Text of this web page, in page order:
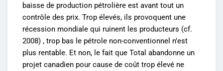
baisse de production pétrolière est avant tout un
contrôle des prix. Trop élevés, ils provoquent une
récession mondiale qui ruinent les producteurs (cf.
2008) , trop bas le pétrole non-conventionnel n’est
plus rentable. Et non, le fait que Total abandonne un
projet canadien pour cause de coût trop élevé ne